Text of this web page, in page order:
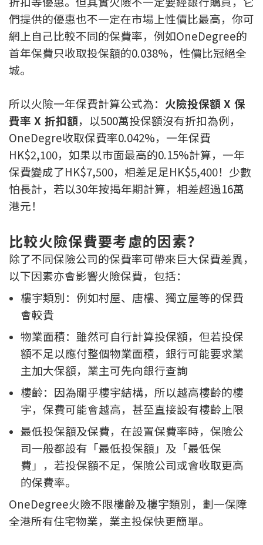
們提供的優惠也不一定在市場上性價比最高，你可
網上自己比較不同的保費率，例如OneDegree的
首年保費只收取投保額的0.038%，性價比冠絕全
城。
所以火險一年保費計算公式為： 火險投保額 X 保
費率 X 折扣額，以500萬投保額沒有折扣為例，
OneDegre收取保費率0.042%，一年保費
HK$2,100，如果以市面最高的0.15%計算，一年
保費變成了HK$7,500，相差足足HK$5,400！少數
怕長計，若以30年按揭年期計算，相差超過16萬
港元！
比較火險保費要考慮的因素？
除了不同保險公司的保費率可帶來巨大保費差異，
以下因素亦會影響火險保費，包括：
樓宇類別：例如村屋、唐樓、獨立屋等的保費
會較貴
物業面積：雖然可自行計算投保額，但若投保
額不足以應付整個物業面積，銀行可能要求業
主加大保額，業主可先向銀行查詢
樓齡：因為關乎樓宇結構，所以越高樓齡的樓
宇，保費可能會越高，甚至直接設有樓齡上限
最低投保額及保費，在設置保費率時，保險公
司一般都設有「最低投保額」及「最低保
費」，若投保額不足，保險公司或會收取更高
的保費率。
OneDegree火險不限樓齡及樓宇類別，劃一保障
全港所有住宅物業，業主投保快更簡單。